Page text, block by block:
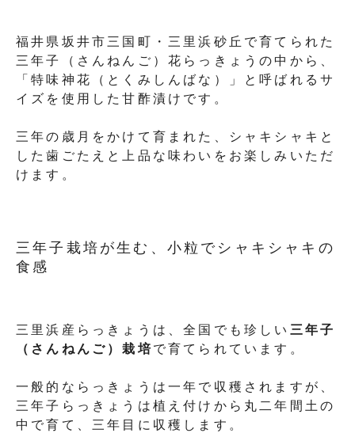
福井県坂井市三国町・三里浜砂丘で育てられた
三年子（さんねんご）花らっきょうの中から、
「特味神花（とくみしんばな）」と呼ばれるサ
イズを使用した甘酢漬けです。
三年の歳月をかけて育まれた、シャキシャキと
した歯ごたえと上品な味わいをお楽しみいただ
けます。
三年子栽培が生む、小粒でシャキシャキの
食感
三里浜産らっきょうは、全国でも珍しい 三年子
（さんねんご）栽培で育てられています。
一般的ならっきょうは一年で収穫されますが、
三年子らっきょうは植え付けから丸二年間土の
中で育て、三年目に収穫します。